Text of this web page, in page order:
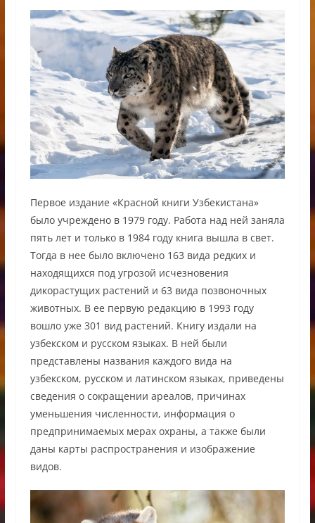
Первое издание «Красной книги Узбекистана»
было учреждено в 1979 году. Работа над ней заняла
пять лет и только в 1984 году книга вышла в свет.
Тогда в нее было включено 163 вида редких и
находящихся под угрозой исчезновения
дикорастущих растений и 63 вида позвоночных
животных. В ее первую редакцию в 1993 году
вошло уже 301 вид растений. Книгу издали на
узбекском и русском языках. В ней были
представлены названия каждого вида на
узбекском, русском и латинском языках, приведены
сведения о сокращении ареалов, причинах
уменьшения численности, информация о
предпринимаемых мерах охраны, а также были
даны карты распространения и изображение
видов.